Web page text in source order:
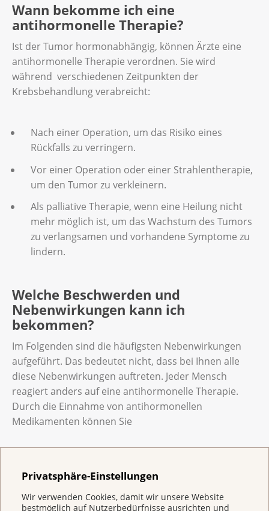
Privatsphäre-Einstellungen
Wir verwenden Cookies, damit wir unsere Website
bestmöglich auf Nutzerbedürfnisse ausrichten und
Wann bekomme ich eine
antihormonelle Therapie?
Ist der Tumor hormonabhängig, können Ärzte eine
antihormonelle Therapie verordnen. Sie wird
während verschiedenen Zeitpunkten der
Krebsbehandlung verabreicht:
Nach einer Operation, um das Risiko eines
Rückfalls zu verringern.
Vor einer Operation oder einer Strahlentherapie,
um den Tumor zu verkleinern.
Als palliative Therapie, wenn eine Heilung nicht
mehr möglich ist, um das Wachstum des Tumors
zu verlangsamen und vorhandene Symptome zu
lindern.
Welche Beschwerden und
Nebenwirkungen kann ich
bekommen?
Im Folgenden sind die häufigsten Nebenwirkungen
aufgeführt. Das bedeutet nicht, dass bei Ihnen alle
diese Nebenwirkungen auftreten. Jeder Mensch
reagiert anders auf eine antihormonelle Therapie.
Durch die Einnahme von antihormonellen
Medikamenten können Sie
Schweissausbrüche oder
trockene Haut und trockene Schleimhäute